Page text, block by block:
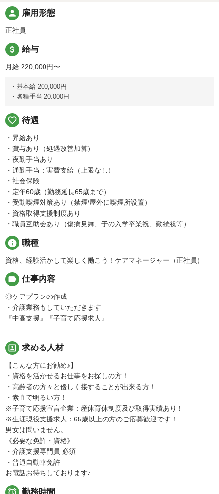
person 雇用形態
正社員
attach_money 給与
月給 220,000円〜
・基本給 200,000円
・各種手当 20,000円
favorite_border 待遇
・昇給あり
・賞与あり（処遇改善加算）
・夜勤手当あり
・通勤手当：実費支給（上限なし）
・社会保険
・定年60歳（勤務延長65歳まで）
・受動喫煙対策あり（禁煙/屋外に喫煙所設置）
・資格取得支援制度あり
・職員互助会あり（傷病見舞、子の入学卒業祝、勤続祝等）
info 職種
資格、経験活かして楽しく働こう！ケアマネージャー（正社員）
label 仕事内容
◎ケアプランの作成
・介護業務もしていただきます
『中高支援』『子育て応援求人』
portrait 求める人材
【こんな方にお勧め♪】
・資格を活かせるお仕事をお探しの方！
・高齢者の方々と優しく接することが出来る方！
・素直で明るい方！
※子育て応援宣言企業：産休育休制度及び取得実績あり！
※生涯現役支援求人：65歳以上の方のご応募歓迎です！
男女は問いません。
《必要な免許・資格》
・介護支援専門員 必須
・普通自動車免許
お電話お待ちしております♪
 勤務時間